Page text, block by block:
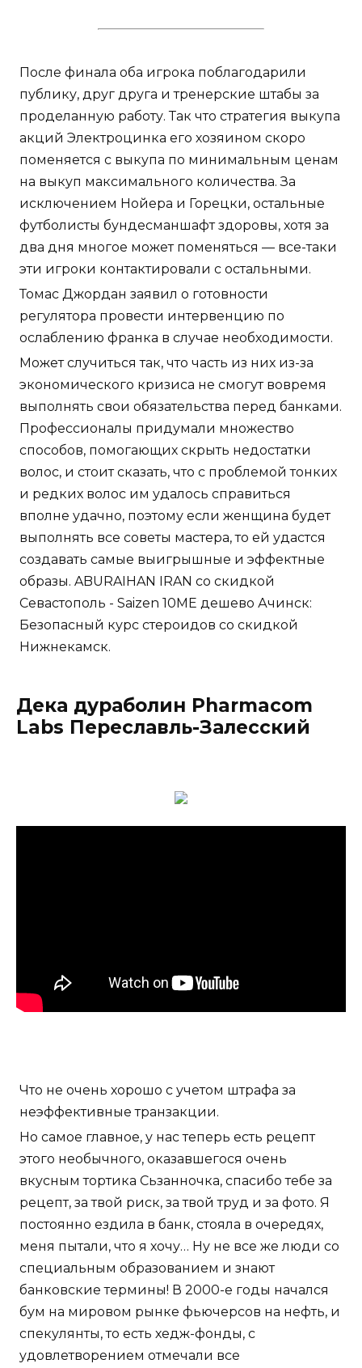
После финала оба игрока поблагодарили
публику, друг друга и тренерские штабы за
проделанную работу. Так что стратегия выкупа
акций Электроцинка его хозяином скоро
поменяется с выкупа по минимальным ценам
на выкуп максимального количества. За
исключением Нойера и Горецки, остальные
футболисты бундесманшафт здоровы, хотя за
два дня многое может поменяться — все-таки
эти игроки контактировали с остальными.
Томас Джордан заявил о готовности
регулятора провести интервенцию по
ослаблению франка в случае необходимости.
Может случиться так, что часть из них из-за
экономического кризиса не смогут вовремя
выполнять свои обязательства перед банками.
Профессионалы придумали множество
способов, помогающих скрыть недостатки
волос, и стоит сказать, что с проблемой тонких
и редких волос им удалось справиться
вполне удачно, поэтому если женщина будет
выполнять все советы мастера, то ей удастся
создавать самые выигрышные и эффектные
образы. ABURAIHAN IRAN со скидкой
Севастополь - Saizen 10ME дешево Ачинск:
Безопасный курс стероидов со скидкой
Нижнекамск.
Дека дураболин Pharmacom
Labs Переславль-Залесский
Что не очень хорошо с учетом штрафа за
неэффективные транзакции.
Но самое главное, у нас теперь есть рецепт
этого необычного, оказавшегося очень
вкусным тортика Сьзанночка, спасибо тебе за
рецепт, за твой риск, за твой труд и за фото. Я
постоянно ездила в банк, стояла в очередях,
меня пытали, что я хочу… Ну не все же люди со
специальным образованием и знают
банковские термины! В 2000-е годы начался
бум на мировом рынке фьючерсов на нефть, и
спекулянты, то есть хедж-фонды, с
удовлетворением отмечали все